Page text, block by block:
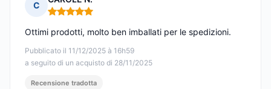
C
Nota: 5 su 5
Pubblicato il 11/12/2025 à 16h59
a seguito di un acquisto di 28/11/2025
Ottimi prodotti, molto ben imballati per le spedizioni.
Recensione tradotta